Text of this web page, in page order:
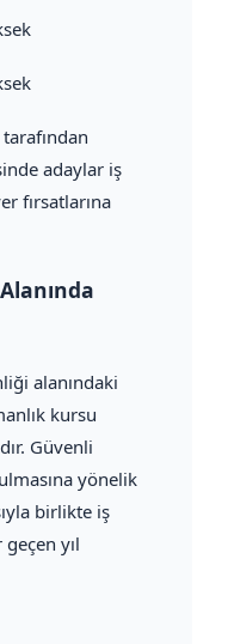
adaylar iş
fırsatlarına
alanındaki
kursu
Güvenli
yönelik
birlikte iş
yıl